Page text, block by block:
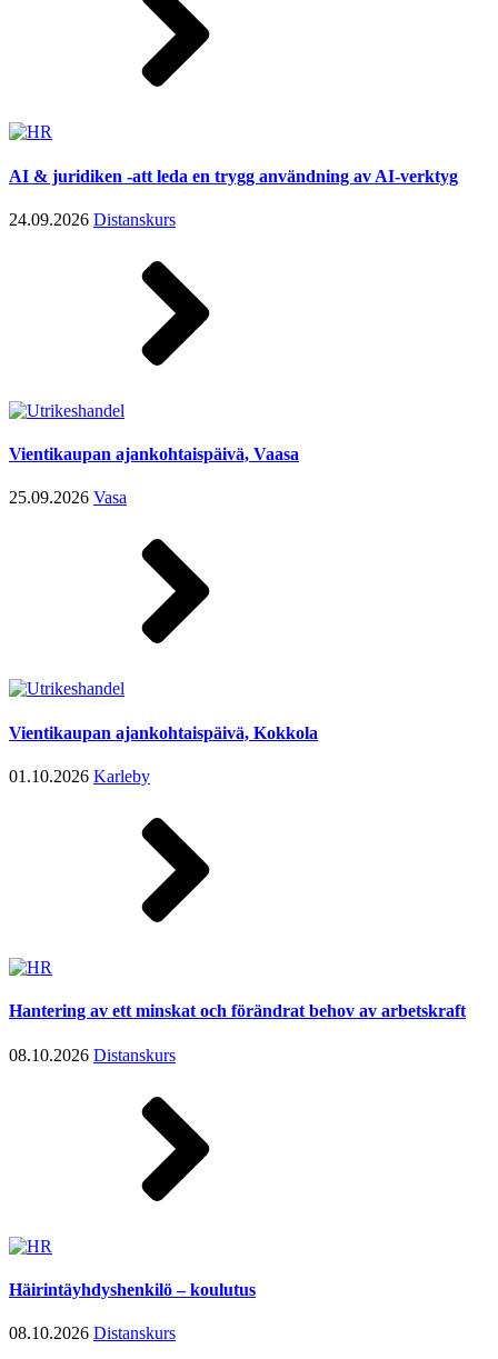
AI & juridiken -att leda en trygg användning av AI-verktyg
24.09.2026 Distanskurs
Vientikaupan ajankohtaispäivä, Vaasa
25.09.2026 Vasa
Vientikaupan ajankohtaispäivä, Kokkola
01.10.2026 Karleby
Hantering av ett minskat och förändrat behov av arbetskraft
08.10.2026 Distanskurs
Häirintäyhdyshenkilö – koulutus
08.10.2026 Distanskurs